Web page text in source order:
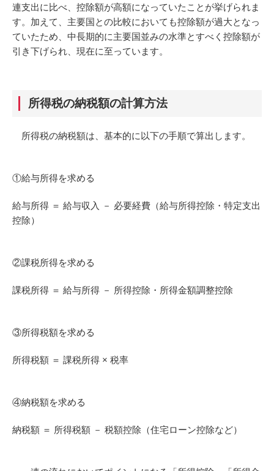
連支出に比べ、控除額が高額になっていたことが挙げられま
す。加えて、主要国との比較においても控除額が過大となっ
ていたため、中長期的に主要国並みの水準とすべく控除額が
引き下げられ、現在に至っています。
所得税の納税額の計算方法
所得税の納税額は、基本的に以下の手順で算出します。
①給与所得を求める
給与所得 ＝ 給与収入 － 必要経費（給与所得控除・特定支出
控除）
②課税所得を求める
課税所得 ＝ 給与所得 － 所得控除・所得金額調整控除
③所得税額を求める
所得税額 ＝ 課税所得 × 税率
④納税額を求める
納税額 ＝ 所得税額 － 税額控除（住宅ローン控除など）